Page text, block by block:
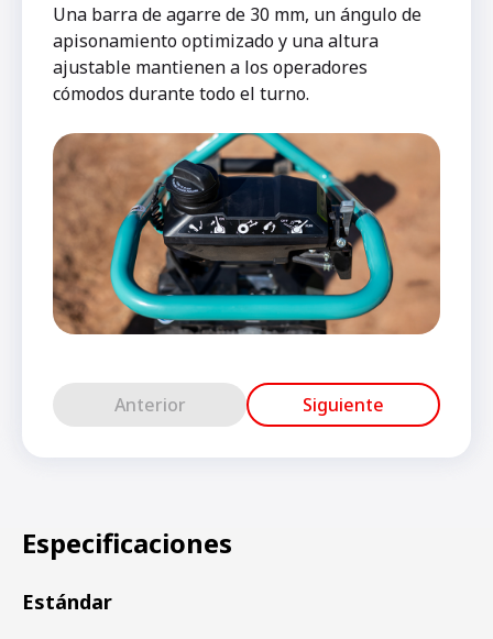
Una barra de agarre de 30 mm, un ángulo de
apisonamiento optimizado y una altura
ajustable mantienen a los operadores
cómodos durante todo el turno.
Anterior Siguiente
Especificaciones
Estándar